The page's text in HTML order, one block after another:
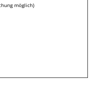
möglich)